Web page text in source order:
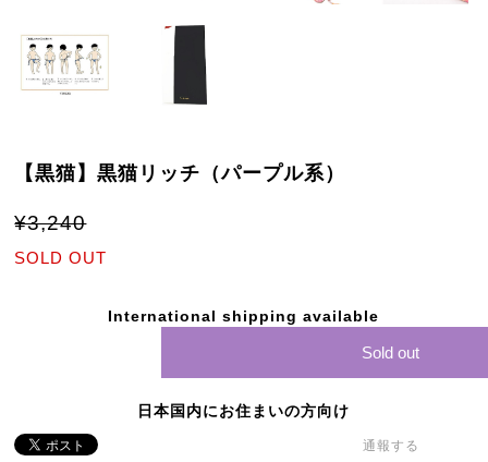
【黒猫】黒猫リッチ（パープル系）
¥3,240
SOLD OUT
International shipping available
Sold out
日本国内にお住まいの方向け
通報する